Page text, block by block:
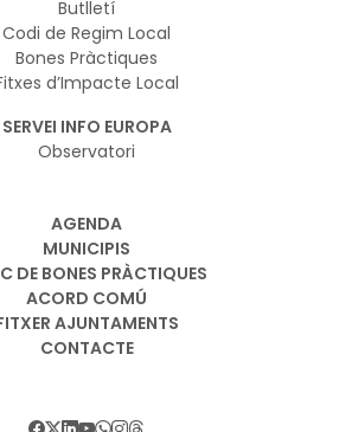
Butlletí
Codi de Regim Local
Bones Pràctiques
d’Impacte Local
SERVEI INFO EUROPA
Observatori
AGENDA
MUNICIPIS
DE BONES PRÀCTIQUES
ACORD COMÚ
AJUNTAMENTS
CONTACTE